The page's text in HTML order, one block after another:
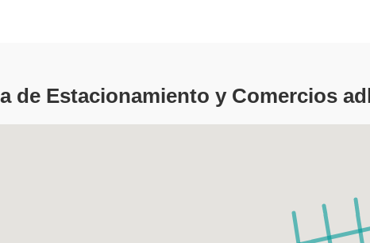
de Estacionamiento y Comercios